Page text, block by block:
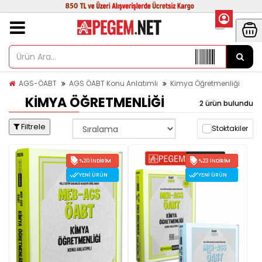
AGS-ÖABT AGS ÖABT Konu Anlatımlı Kimya Öğretmenliği
KIMYA ÖĞRETMENLIĞI 2 ürün bulundu
Filtrele Stoktakiler
%20 İNDIRIM
YENI ÜRÜN
%23 İNDIRIM
YENI ÜRÜN